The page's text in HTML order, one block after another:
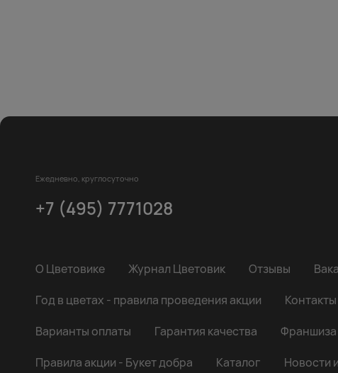
Ежедневно, круглосуточно
+7 (495) 7771028
О Цветовике Журнал Цветовик Отзывы
Год в цветах - правила проведения акции
Контакты
Варианты оплаты
Гарантия качества Франшиза
Правила акции - Букет добра
Каталог Новости